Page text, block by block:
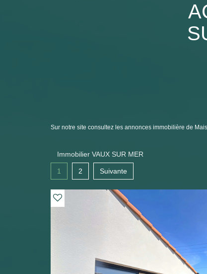
Sur notre site consultez les annonces immobilière de
Immobilier VAUX SUR MER
1 2 Suivante